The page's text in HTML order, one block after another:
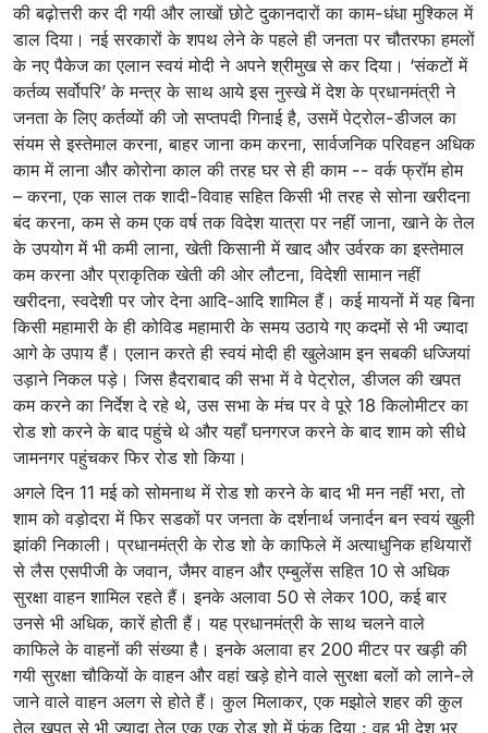
की बढ़ोत्तरी कर दी गयी और लाखों छोटे दुकानदारों का काम-धंधा मुश्किल में
डाल दिया। नई सरकारों के शपथ लेने के पहले ही जनता पर चौतरफा हमलों
के नए पैकेज का एलान स्वयं मोदी ने अपने श्रीमुख से कर दिया। ‘संकटों में
कर्तव्य सर्वोपरि’ के मन्त्र के साथ आये इस नुस्खे में देश के प्रधानमंत्री ने
जनता के लिए कर्तव्यों की जो सप्तपदी गिनाई है, उसमें पेट्रोल-डीजल का
संयम से इस्तेमाल करना, बाहर जाना कम करना, सार्वजनिक परिवहन अधिक
काम में लाना और कोरोना काल की तरह घर से ही काम -- वर्क फ्रॉम होम
– करना, एक साल तक शादी-विवाह सहित किसी भी तरह से सोना खरीदना
बंद करना, कम से कम एक वर्ष तक विदेश यात्रा पर नहीं जाना, खाने के तेल
के उपयोग में भी कमी लाना, खेती किसानी में खाद और उर्वरक का इस्तेमाल
कम करना और प्राकृतिक खेती की ओर लौटना, विदेशी सामान नहीं
खरीदना, स्वदेशी पर जोर देना आदि-आदि शामिल हैं। कई मायनों में यह बिना
किसी महामारी के ही कोविड महामारी के समय उठाये गए कदमों से भी ज्यादा
आगे के उपाय हैं। एलान करते ही स्वयं मोदी ही खुलेआम इन सबकी धज्जियां
उड़ाने निकल पड़े। जिस हैदराबाद की सभा में वे पेट्रोल, डीजल की खपत
कम करने का निर्देश दे रहे थे, उस सभा के मंच पर वे पूरे 18 किलोमीटर का
रोड शो करने के बाद पहुंचे थे और यहाँ घनगरज करने के बाद शाम को सीधे
जामनगर पहुंचकर फिर रोड शो किया।
अगले दिन 11 मई को सोमनाथ में रोड शो करने के बाद भी मन नहीं भरा, तो
शाम को वड़ोदरा में फिर सडकों पर जनता के दर्शनार्थ जनार्दन बन स्वयं खुली
झांकी निकाली। प्रधानमंत्री के रोड शो के काफिले में अत्याधुनिक हथियारों
से लैस एसपीजी के जवान, जैमर वाहन और एम्बुलेंस सहित 10 से अधिक
सुरक्षा वाहन शामिल रहते हैं। इनके अलावा 50 से लेकर 100, कई बार
उनसे भी अधिक, कारें होती हैं। यह प्रधानमंत्री के साथ चलने वाले
काफिले के वाहनों की संख्या है। इनके अलावा हर 200 मीटर पर खड़ी की
गयी सुरक्षा चौकियों के वाहन और वहां खड़े होने वाले सुरक्षा बलों को लाने-ले
जाने वाले वाहन अलग से होते हैं। कुल मिलाकर, एक मझोले शहर की कुल
तेल खपत से भी ज्यादा तेल एक एक रोड शो में फूंक दिया : वह भी देश भर